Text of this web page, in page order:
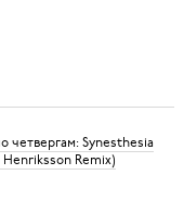
четвергам: Synesthesia
Remix)